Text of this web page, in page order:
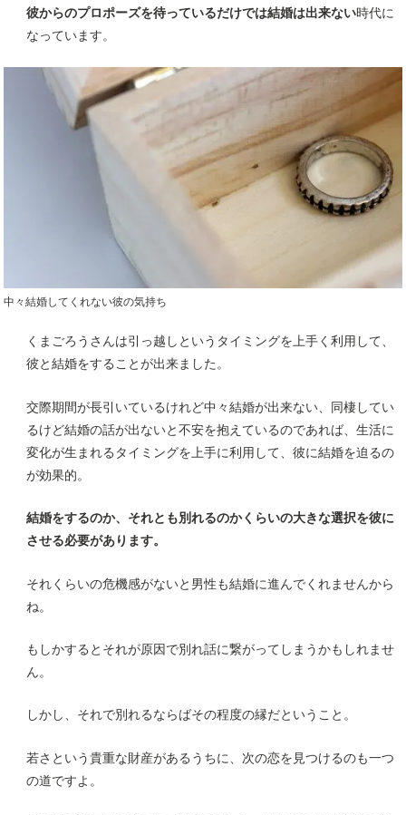
彼からのプロポーズを待っているだけでは結婚は出来ない時代に
なっています。
中々結婚してくれない彼の気持ち
くまごろうさんは引っ越しというタイミングを上手く利用して、
彼と結婚をすることが出来ました。
交際期間が長引いているけれど中々結婚が出来ない、同棲してい
るけど結婚の話が出ないと不安を抱えているのであれば、生活に
変化が生まれるタイミングを上手に利用して、彼に結婚を迫るの
が効果的。
結婚をするのか、それとも別れるのかくらいの大きな選択を彼に
させる必要があります。
それくらいの危機感がないと男性も結婚に進んでくれませんから
ね。
もしかするとそれが原因で別れ話に繋がってしまうかもしれませ
ん。
しかし、それで別れるならばその程度の縁だということ。
若さという貴重な財産があるうちに、次の恋を見つけるのも一つ
の道ですよ。